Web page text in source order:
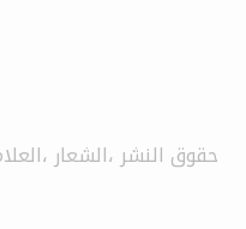
حقوق النشر ،الشعار